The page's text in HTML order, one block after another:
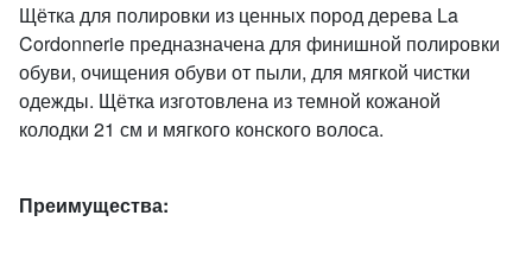
Щётка для полировки из ценных пород дерева La
Cordonnerie предназначена для финишной полировки
обуви, очищения обуви от пыли, для мягкой чистки
одежды. Щётка изготовлена из темной кожаной
колодки 21 см и мягкого конского волоса.
Преимущества: